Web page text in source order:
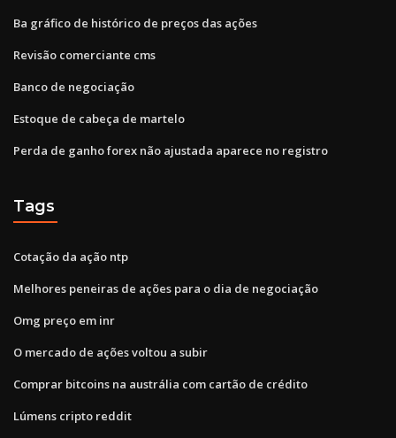
Ba gráfico de histórico de preços das ações
Revisão comerciante cms
Banco de negociação
Estoque de cabeça de martelo
Perda de ganho forex não ajustada aparece no registro
Tags
Cotação da ação ntp
Melhores peneiras de ações para o dia de negociação
Omg preço em inr
O mercado de ações voltou a subir
Comprar bitcoins na austrália com cartão de crédito
Lúmens cripto reddit